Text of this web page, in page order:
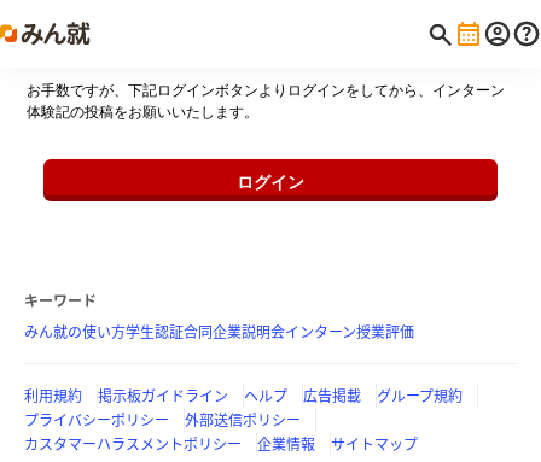
お手数ですが、下記ログインボタンよりログインをしてから、インターン
体験記の投稿をお願いいたします。
ログイン
キーワード
みん就の使い方学生認証合同企業説明会インターン授業評価
利用規約 掲示板ガイドライン ヘルプ 広告掲載
グループ規約
プライバシーポリシー
外部送信ポリシー
カスタマーハラスメントポリシー
企業情報 サイトマップ